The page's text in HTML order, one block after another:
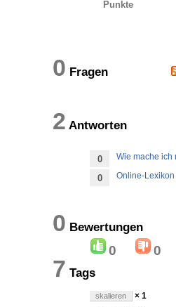
Punkte
0 Fragen
2
0 Wie mache ich
0 Online-Lexikon
0
0 0
7 Tags
skalieren × 1